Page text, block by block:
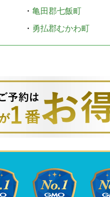
・ 亀田郡七飯町
・ 勇払郡むかわ町